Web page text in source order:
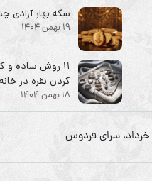
سکه‌ بهار آزادی
19 بهمن 1404
۱۱ روش ساده و
کردن نقره در خانه
18 بهمن 1404